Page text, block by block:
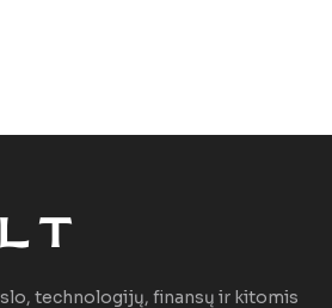
technologijų, finansų ir kitomis